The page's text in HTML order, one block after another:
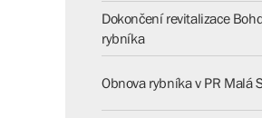
Dokončení revitalizace
rybníka
Obnova rybníka v PR Malá